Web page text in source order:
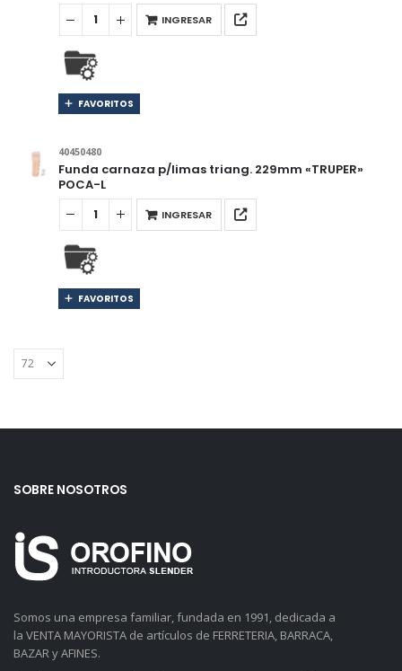
INGRESAR
FAVORITOS
40450480
Funda carnaza p/limas triang. 229mm «TRUPER»
POCA-L
INGRESAR
FAVORITOS
SOBRE NOSOTROS
Somos una empresa familiar, fundada en 1991, dedicada a
la VENTA MAYORISTA de artículos de FERRETERIA, BARRACA,
BAZAR y AFINES.